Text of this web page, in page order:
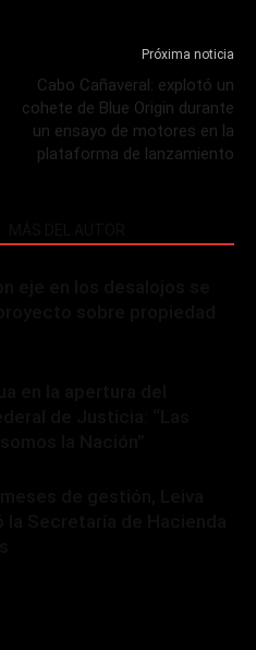
Próxima noticia
Cabo Cañaveral: explotó un
cohete de Blue Origin durante
un ensayo de motores en la
plataforma de lanzamiento